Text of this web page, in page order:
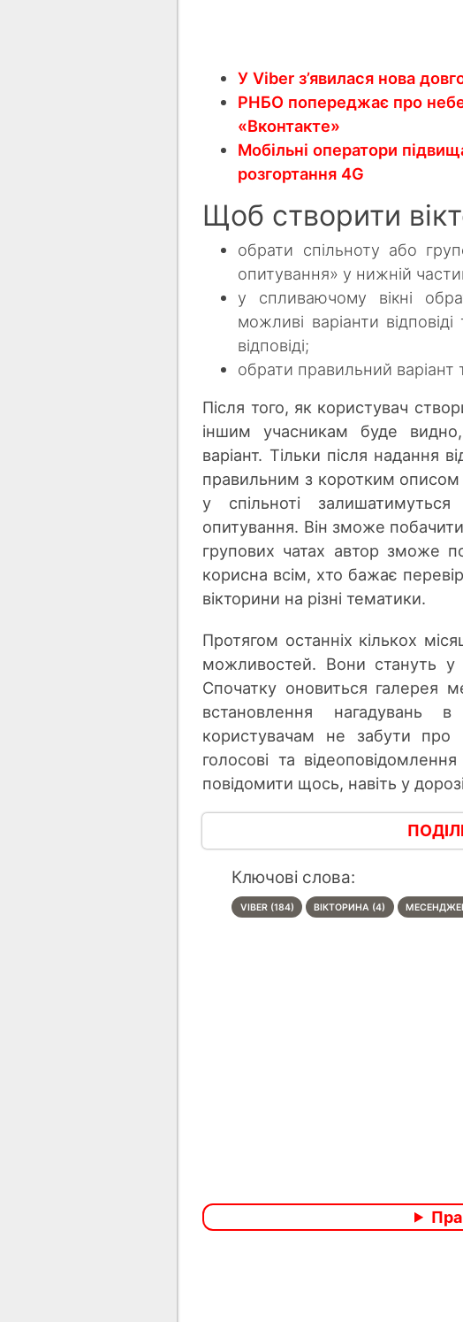
У Viber з’явилася нова
РНБО попереджає про
«Вконтакте»
Мобільні оператори
розгортання 4G
Щоб створити
обрати спільноту або
опитування» у нижній
у спливаючому вікні
можливі варіанти
відповіді;
обрати правильний
Після того, як користувач
іншим учасникам буде
варіант. Тільки після надання
правильним з коротким описом
у спільноті
опитування. Він зможе
групових чатах автор зможе
корисна всім, хто бажає
вікторини на різні тематики.
Протягом останніх кількох
можливостей. Вони стануть у
Спочатку оновиться галерея
встановлення нагадувань
користувачам не забути про
голосові та
повідомити щось, навіть у
Ключові слова:
VIBER (184) ВІКТОРИНА (4)